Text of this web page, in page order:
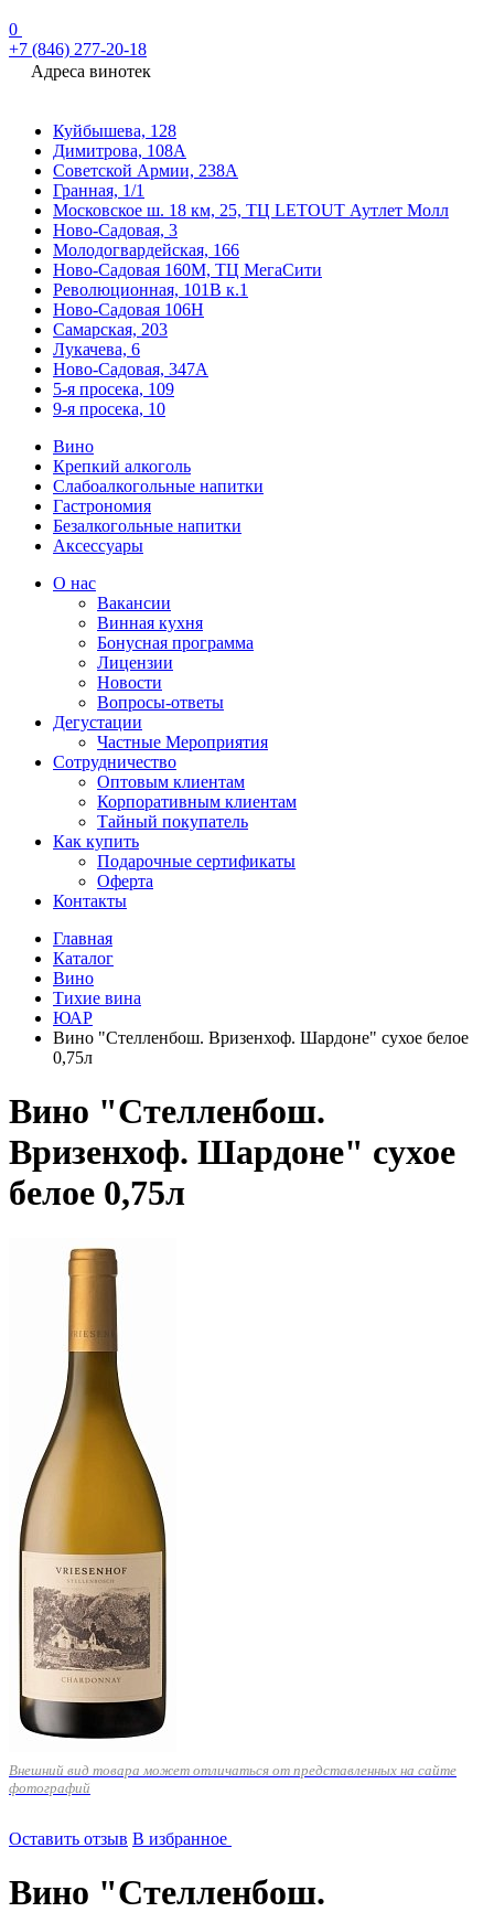
0
+7 (846) 277-20-18
Адреса винотек
Куйбышева, 128
Димитрова, 108А
Советской Армии, 238А
Гранная, 1/1
Московское ш. 18 км, 25, ТЦ LETOUT Аутлет Молл
Ново-Садовая, 3
Молодогвардейская, 166
Ново-Садовая 160М, ТЦ МегаСити
Революционная, 101В к.1
Ново-Садовая 106Н
Самарская, 203
Лукачева, 6
Ново-Садовая, 347А
5-я просека, 109
9-я просека, 10
Вино
Крепкий алкоголь
Слабоалкогольные напитки
Гастрономия
Безалкогольные напитки
Аксессуары
О нас
Вакансии
Винная кухня
Бонусная программа
Лицензии
Новости
Вопросы-ответы
Дегустации
Частные Мероприятия
Сотрудничество
Оптовым клиентам
Корпоративным клиентам
Тайный покупатель
Как купить
Подарочные сертификаты
Оферта
Контакты
Главная
Каталог
Вино
Тихие вина
ЮАР
Вино "Стелленбош. Вризенхоф. Шардоне" сухое белое
0,75л
Вино "Стелленбош.
Вризенхоф. Шардоне" сухое
белое 0,75л
Внешний вид товара может отличаться от представленных на сайте
фотографий
Оставить отзыв В избранное
Вино "Стелленбош.